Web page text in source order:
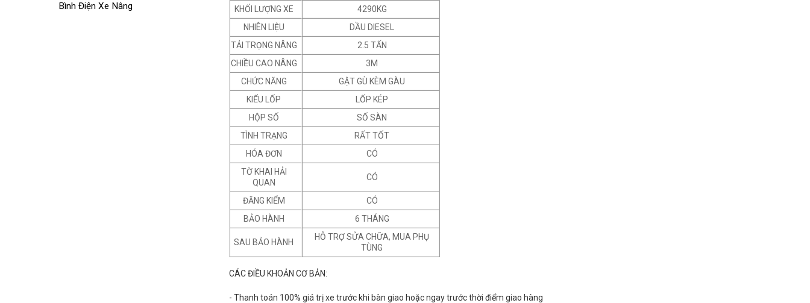
Bình Điện Xe Nâng
KHỐI LƯỢNG XE
4290KG
NHIÊN LIỆU
DẦU DIESEL
TẢI TRỌNG NÂNG
2.5 TẤN
CHIỀU CAO NÂNG
3M
CHỨC NĂNG
GẬT GÙ KÈM GÀU
KIỂU LỐP
LỐP KÉP
HỘP SỐ
SỐ SÀN
TÌNH TRẠNG
RẤT TỐT
HÓA ĐƠN
CÓ
TỜ KHAI HẢI
QUAN
CÓ
ĐĂNG KIỂM
CÓ
BẢO HÀNH
6 THÁNG
SAU BẢO HÀNH
HỖ TRỢ SỬA CHỮA, MUA PHỤ
TÙNG
CÁC ĐIỀU KHOẢN CƠ BẢN:
- Thanh toán 100% giá trị xe trước khi bàn giao hoặc ngay trước thời điểm giao hàng